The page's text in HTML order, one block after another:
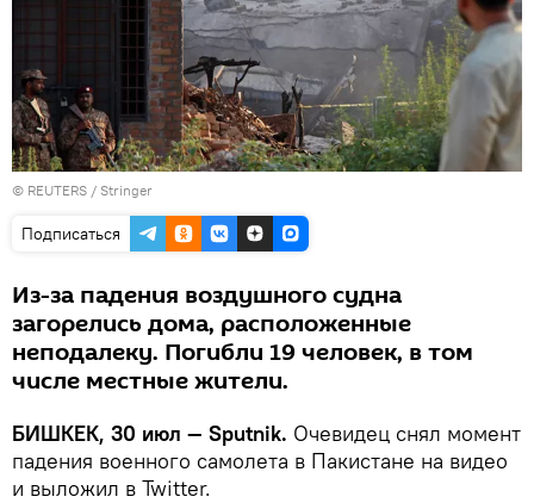
© REUTERS / Stringer
Подписаться
Из-за падения воздушного судна
загорелись дома, расположенные
неподалеку. Погибли 19 человек, в том
числе местные жители.
БИШКЕК, 30 июл — Sputnik. Очевидец снял момент
падения военного самолета в Пакистане на видео
и выложил в Twitter.